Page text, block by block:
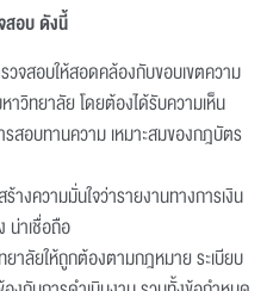
สอบ ดังนี้
จสอบให้สอดคล้องกับขอบเขตความ
วิทยาลัย โดยต้องได้รับความเห็น
สอบทานความ เหมาะสมของกฎบัตร
างความมั่นใจว่ารายงานทางการเงิน
น่าเชื่อถือ
าลัยให้ถูกต้องตามกฎหมาย ระเบียบ